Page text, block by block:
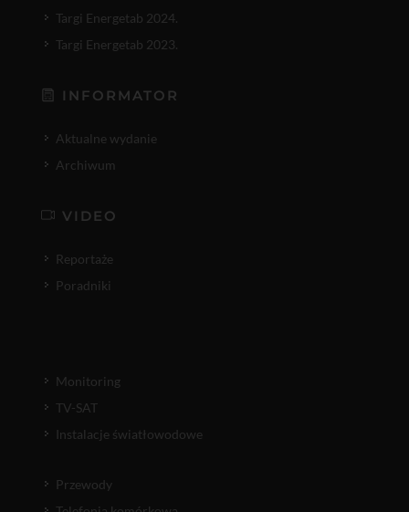
Targi Energetab 2024.
Targi Energetab 2023.
INFORMATOR
Aktualne wydanie
Archiwum
VIDEO
Reportaże
Poradniki
Monitoring
TV-SAT
Instalacje światłowodowe
Przewody